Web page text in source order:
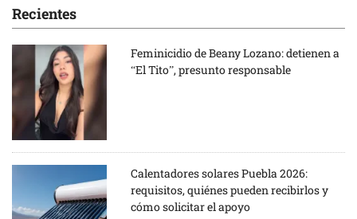
Recientes
Feminicidio de Beany Lozano: detienen a
“El Tito”, presunto responsable
Calentadores solares Puebla 2026:
requisitos, quiénes pueden recibirlos y
cómo solicitar el apoyo